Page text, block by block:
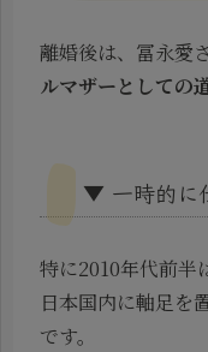
離婚後は、冨永愛
ルマザーとしての
▼ 一時的に
特に2010年代前半
日本国内に軸足を
です。